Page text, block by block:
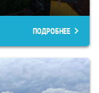
ПОДРОБНЕЕ